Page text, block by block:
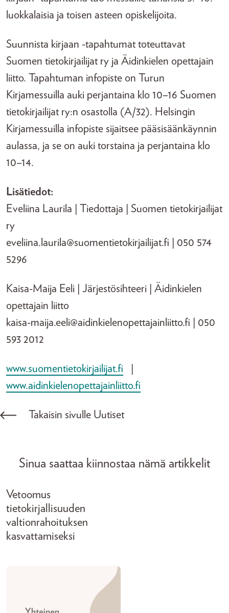
luokkalaisia ja toisen asteen opiskelijoita.
Suunnista kirjaan -tapahtumat toteuttavat
Suomen tietokirjailijat ry ja Äidinkielen opettajain
liitto. Tapahtuman infopiste on Turun
Kirjamessuilla auki perjantaina klo 10–16 Suomen
tietokirjailijat ry:n osastolla (A/32). Helsingin
Kirjamessuilla infopiste sijaitsee pääsisäänkäynnin
aulassa, ja se on auki torstaina ja perjantaina klo
10–14.
Lisätiedot:
Eveliina Laurila | Tiedottaja | Suomen tietokirjailijat
ry
eveliina.laurila@suomentietokirjailijat.fi | 050 574
5296
Kaisa-Maija Eeli | Järjestösihteeri | Äidinkielen
opettajain liitto
kaisa-maija.eeli@aidinkielenopettajainliitto.fi | 050
593 2012
www.suomentietokirjailijat.fi
www.aidinkielenopettajainliitto.fi
Takaisin sivulle Uutiset
Sinua saattaa kiinnostaa nämä artikkelit
Vetoomus
tietokirjallisuuden
valtionrahoituksen
kasvattamiseksi